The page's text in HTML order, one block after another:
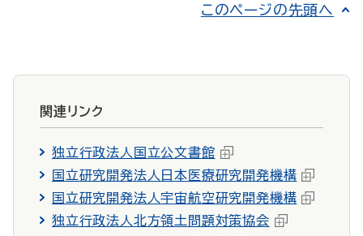
このページの先頭へ
関連リンク
独立行政法人国立公文書館
国立研究開発法人日本医療研究開発機構
国立研究開発法人宇宙航空研究開発機構
独立行政法人北方領土問題対策協会